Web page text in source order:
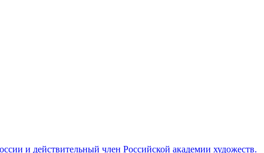
и действительный член Российской академии художеств.